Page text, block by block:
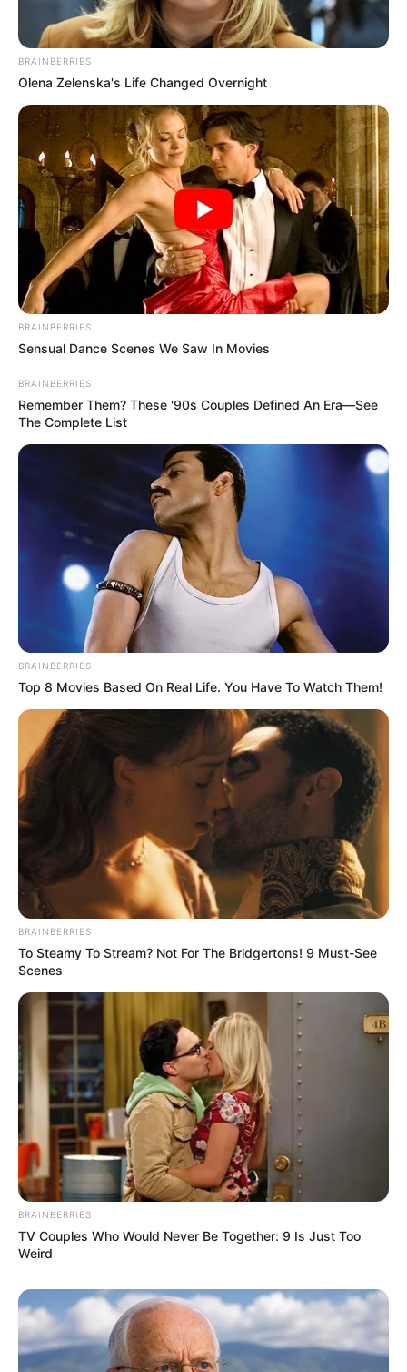
BRAINBERRIES
Olena Zelenska's Life Changed Overnight
BRAINBERRIES
Sensual Dance Scenes We Saw In Movies
BRAINBERRIES
Remember Them? These '90s Couples Defined An Era—See
The Complete List
BRAINBERRIES
Top 8 Movies Based On Real Life. You Have To Watch Them!
BRAINBERRIES
To Steamy To Stream? Not For The Bridgertons! 9 Must-See
Scenes
BRAINBERRIES
TV Couples Who Would Never Be Together: 9 Is Just Too
Weird